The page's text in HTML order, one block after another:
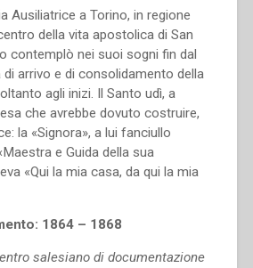
Ausiliatrice a Torino, in regione
della vita apostolica di San
contemplò nei suoi sogni fin dal
arrivo e di consolidamento della
agli inizi. Il Santo udì, a
che avrebbe dovuto costruire,
la «Signora», a lui fanciullo
e Guida della sua
«Qui la mia casa, da qui la mia
1864 – 1868
salesiano di documentazione